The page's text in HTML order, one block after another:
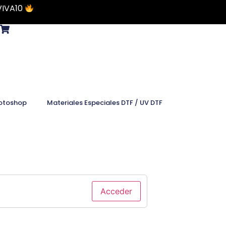
Materiales Especiales DTF / UV DTF
Acceder